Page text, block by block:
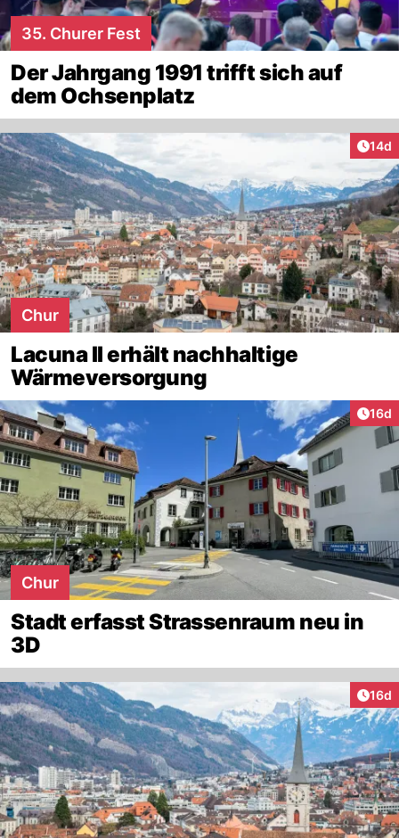
35. Churer Fest
Der Jahrgang 1991 trifft sich auf
dem Ochsenplatz
14d
Chur
Lacuna II erhält nachhaltige
Wärmeversorgung
16d
Chur
Stadt erfasst Strassenraum neu in
3D
16d